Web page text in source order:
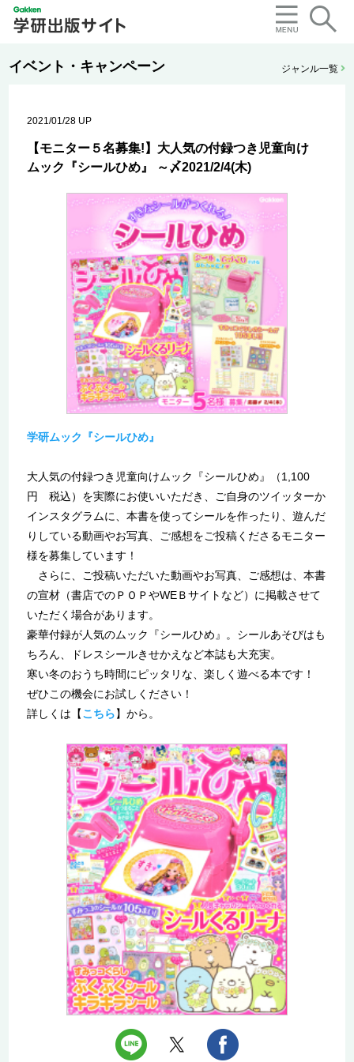
イベント・キャンペーン ジャンル一覧
2021/01/28 UP
【モニター５名募集!】大人気の付録つき児童向け
ムック『シールひめ』 ～〆2021/2/4(木)
学研ムック『シールひめ』
大人気の付録つき児童向けムック『シールひめ』（1,100
円 税込）を実際にお使いいただき、ご自身のツイッターか
インスタグラムに、本書を使ってシールを作ったり、遊んだ
りしている動画やお写真、ご感想をご投稿くださるモニター
様を募集しています！
さらに、ご投稿いただいた動画やお写真、ご感想は、本書
の宣材（書店でのＰＯＰやWEＢサイトなど）に掲載させて
いただく場合があります。
豪華付録が人気のムック『シールひめ』。シールあそびはも
ちろん、ドレスシールきせかえなど本誌も大充実。
寒い冬のおうち時間にピッタリな、楽しく遊べる本です！
ぜひこの機会にお試しください！
詳しくは【こちら】から。